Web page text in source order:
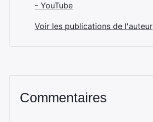
- YouTube
Voir les publications de l'auteur
Commentaires